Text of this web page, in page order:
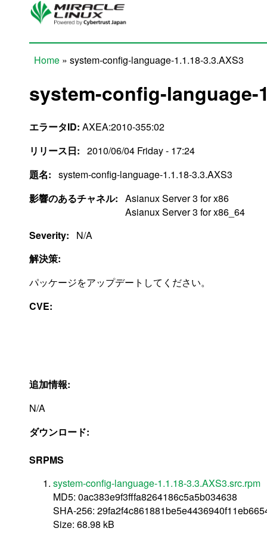
Skip to main content
Home » system-config-language-1.1.18-3.3.AXS3
system-config-language-
エラータID: AXEA:2010-355:02
リリース日: 2010/06/04 Friday - 17:24
題名: system-config-language-1.1.18-3.3.AXS3
影響のあるチャネル: Asianux Server 3 for x86
Asianux Server 3 for x86_64
Severity:
N/A
解決策:
パッケージをアップデートしてください。
CVE:
追加情報:
N/A
ダウンロード:
SRPMS
system-config-language-1.1.18-3.3.AXS3.src.rpm
MD5: 0ac383e9f3fffa8264186c5a5b034638
SHA-256:
Size: 68.98 kB